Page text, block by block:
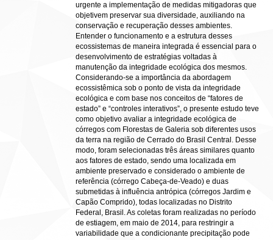
urgente a implementação de medidas mitigadoras que
objetivem preservar sua diversidade, auxiliando na
conservação e recuperação desses ambientes.
Entender o funcionamento e a estrutura desses
ecossistemas de maneira integrada é essencial para o
desenvolvimento de estratégias voltadas à
manutenção da integridade ecológica dos mesmos.
Considerando-se a importância da abordagem
ecossistêmica sob o ponto de vista da integridade
ecológica e com base nos conceitos de “fatores de
estado” e “controles interativos”, o presente estudo teve
como objetivo avaliar a integridade ecológica de
córregos com Florestas de Galeria sob diferentes usos
da terra na região de Cerrado do Brasil Central. Desse
modo, foram selecionadas três áreas similares quanto
aos fatores de estado, sendo uma localizada em
ambiente preservado e considerado o ambiente de
referência (córrego Cabeça-de-Veado) e duas
submetidas à influência antrópica (córregos Jardim e
Capão Comprido), todas localizadas no Distrito
Federal, Brasil. As coletas foram realizadas no período
de estiagem, em maio de 2014, para restringir a
variabilidade que a condicionante precipitação pode